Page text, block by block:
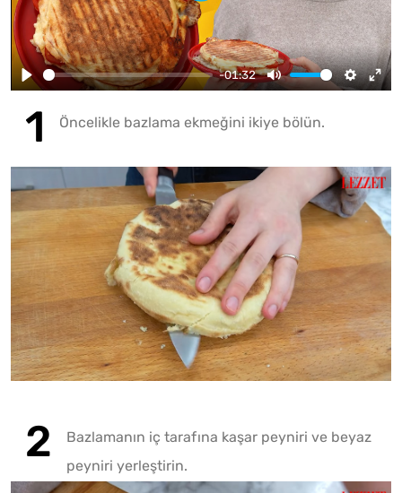
-01:32
Öncelikle bazlama ekmeğini ikiye bölün.
Bazlamanın iç tarafına kaşar peyniri ve beyaz
peyniri yerleştirin.